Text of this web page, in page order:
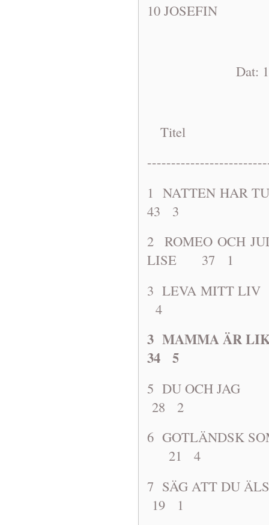
10
Dat: 1968-
Titel
1 NATTEN
43 3
2 ROMEO
LISE 37 1
3 LEVA
4
3 MAMMA
34 5
5 DU OCH
28 2
6
21 4
7 SÄG ATT
19 1